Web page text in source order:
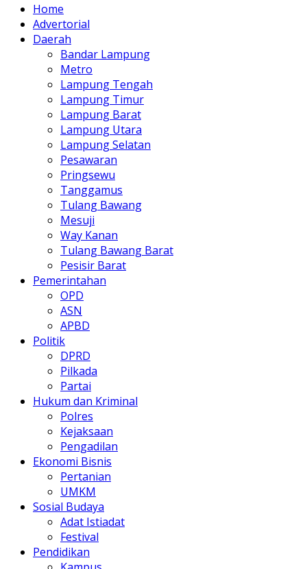
Home
Advertorial
Daerah
Bandar Lampung
Metro
Lampung Tengah
Lampung Timur
Lampung Barat
Lampung Utara
Lampung Selatan
Pesawaran
Pringsewu
Tanggamus
Tulang Bawang
Mesuji
Way Kanan
Tulang Bawang Barat
Pesisir Barat
Pemerintahan
OPD
ASN
APBD
Politik
DPRD
Pilkada
Partai
Hukum dan Kriminal
Polres
Kejaksaan
Pengadilan
Ekonomi Bisnis
Pertanian
UMKM
Sosial Budaya
Adat Istiadat
Festival
Pendidikan